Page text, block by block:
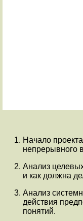
Начало
непрерывного
Анализ
и как должна
Анализ
действия
понятий.